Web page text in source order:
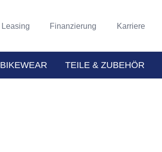
Leasing Finanzierung Karriere
BIKEWEAR TEILE & ZUBEHÖR